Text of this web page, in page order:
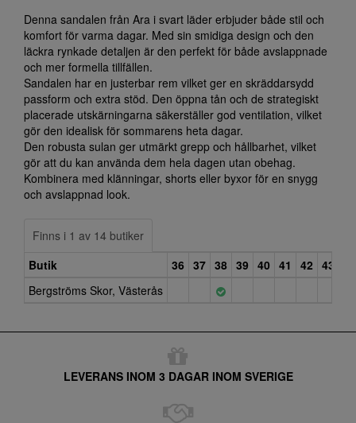
Denna sandalen från Ara i svart läder erbjuder både stil och
komfort för varma dagar. Med sin smidiga design och den
läckra rynkade detaljen är den perfekt för både avslappnade
och mer formella tillfällen.
Sandalen har en justerbar rem vilket ger en skräddarsydd
passform och extra stöd. Den öppna tån och de strategiskt
placerade utskärningarna säkerställer god ventilation, vilket
gör den idealisk för sommarens heta dagar.
Den robusta sulan ger utmärkt grepp och hållbarhet, vilket
gör att du kan använda dem hela dagen utan obehag.
Kombinera med klänningar, shorts eller byxor för en snygg
och avslappnad look.
Finns i 1 av 14 butiker
Butik
36 37 38 39 40 41 42 43
Bergströms Skor, Västerås
LEVERANS INOM 3 DAGAR INOM SVERIGE